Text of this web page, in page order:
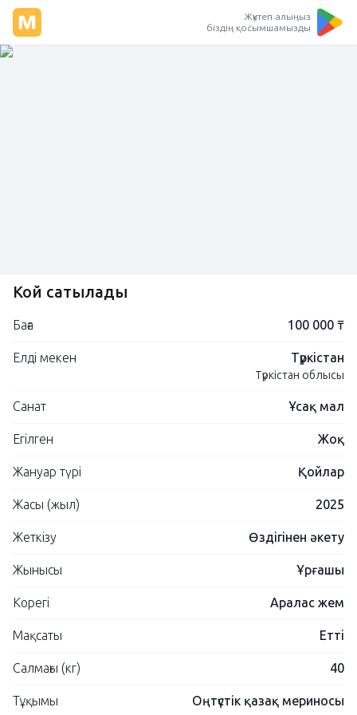
Жүктеп алыңыз
біздің қосымшамызды
Кой сатылады
Баға 100 000 ₸
Елді мекен Түркістан
Түркістан облысы
Санат Ұсақ мал
Егілген Жоқ
Жануар түрі Қойлар
Жасы (жыл) 2025
Жеткізу Өздігінен әкету
Жынысы Ұрғашы
Корегі Аралас жем
Мақсаты Етті
Салмағы (кг) 40
Тұқымы Оңтүстік қазақ мериносы